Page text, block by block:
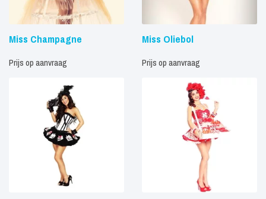
Miss Champagne
Prijs op aanvraag
Miss Oliebol
Prijs op aanvraag